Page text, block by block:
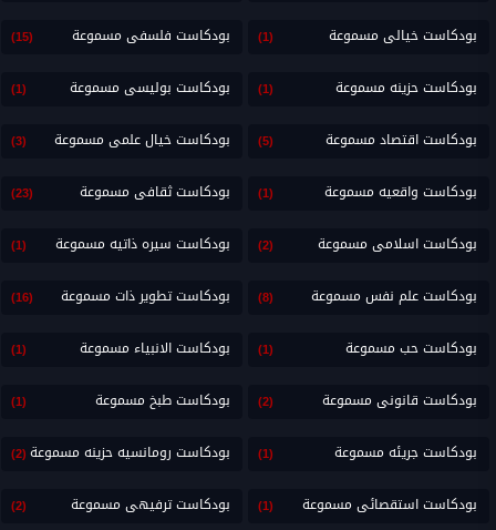
بودكاست خيالى مسموعة (1) بودكاست فلسفى مسموعة (15)
بودكاست حزينه مسموعة (1) بودكاست بوليسى مسموعة (1)
بودكاست اقتصاد مسموعة (5) بودكاست خيال علمى مسموعة (3)
بودكاست واقعيه مسموعة (1) بودكاست ثقافى مسموعة (23)
بودكاست اسلامى مسموعة (2) بودكاست سيره ذاتيه مسموعة (1)
بودكاست علم نفس مسموعة (8) بودكاست تطوير ذات مسموعة (16)
بودكاست حب مسموعة (1) بودكاست الانبياء مسموعة (1)
بودكاست قانونى مسموعة (2) بودكاست طبخ مسموعة (1)
بودكاست جريئه مسموعة (1) بودكاست رومانسيه حزينه مسموعة(2)
بودكاست استقصائى مسموعة (1) بودكاست ترفيهى مسموعة (2)